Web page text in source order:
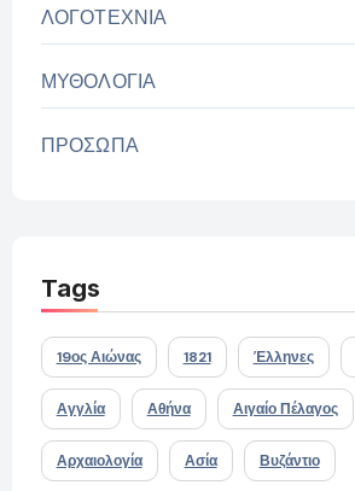
ΛΟΓΟΤΕΧΝΙΑ
ΜΥΘΟΛΟΓΙΑ
ΠΡΟΣΩΠΑ
Tags
19ος Αιώνας 1821 Έλληνες
Αγγλία Αθήνα Αιγαίο Πέλαγος
Αρχαιολογία Ασία Βυζάντιο